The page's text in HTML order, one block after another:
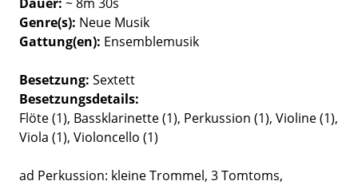
Genre(s) Neue Musik
Gattung(en) Ensemblemusik
Besetzung Sextett
Besetzungsdetails
Flöte (1), Bassklarinette (1), Perkussion (1), Violine (1),
Viola (1), Violoncello (1)
ad Perkussion: kleine Trommel, 3 Tomtoms,